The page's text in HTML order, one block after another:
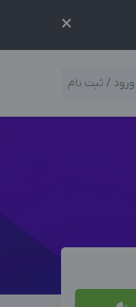
×
ورود / ثبت نام